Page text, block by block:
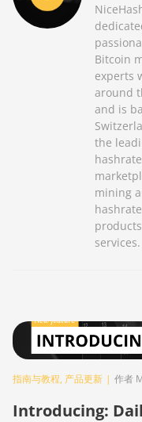
Bitcoin
experts
around
and is
the
hashrate
mining
services.
指南与教程, 产品更新 | 作者
Introducing: